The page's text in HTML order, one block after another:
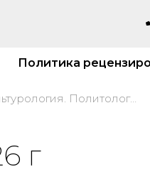
Политика
История. Культурология. Политология
г